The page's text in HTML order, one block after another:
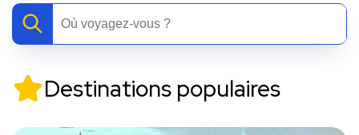
Destinations populaires